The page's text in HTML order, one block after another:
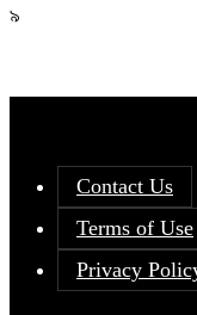
৯
Contact Us
Terms of Use
Privacy